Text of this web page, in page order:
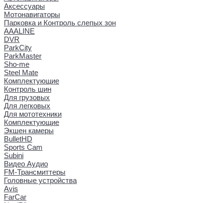
Аксессуары
Мотонавигаторы
Парковка и Контроль слепых зон
AAALINE
DVR
ParkCity
ParkMaster
Sho-me
Steel Mate
Комплектующие
Контроль шин
Для грузовых
Для легковых
Для мототехники
Комплектующие
Экшен камеры
BulletHD
Sports Cam
Subini
Видео Аудио
FM-Трансмиттеры
Головные устройства
Avis
FarCar